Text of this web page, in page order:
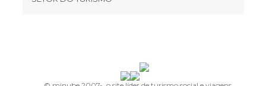
Términos e Condições